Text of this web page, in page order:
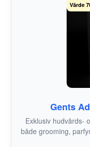
Värde
Gents
Exklusiv hudvårds-
både grooming,